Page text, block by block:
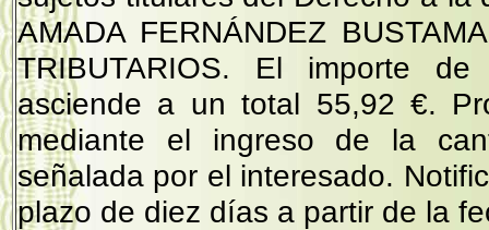
AMADA FERNÁNDEZ
TRIBUTARIOS. El importe
asciende a un total 55,92 €.
mediante el ingreso de la
señalada por el interesado.
plazo de diez días a partir de la